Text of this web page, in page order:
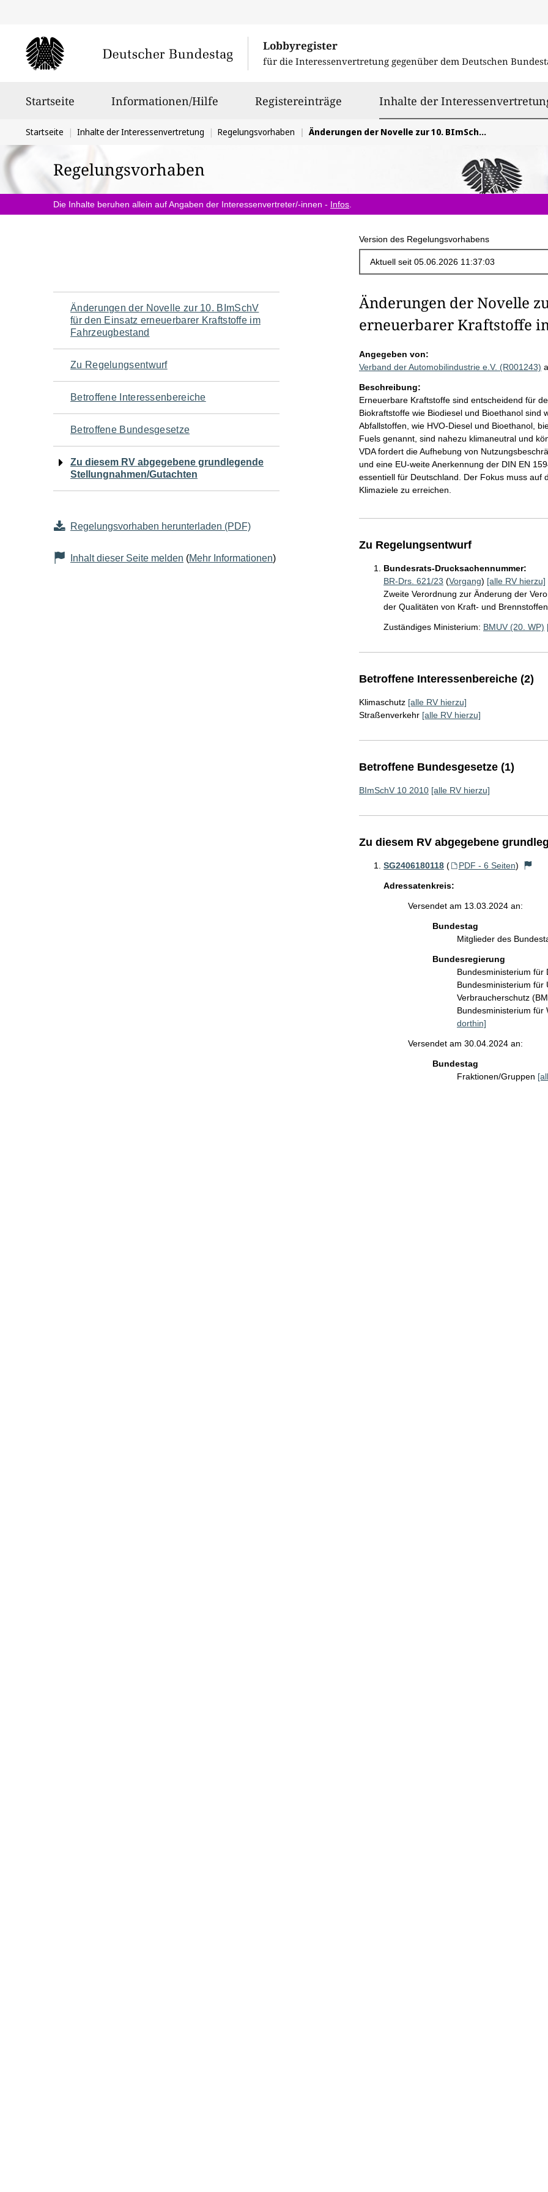
Lobbyregister
für die Interessenvertretung gegenüber dem Deutschen
Startseite Informationen/Hilfe Registereinträge Inhalte der
Sie
befinden
sich
hier:
Startseite Inhalte der Interessenvertretung Regelungsvorhaben Änderungen der Novelle zur 10. BImSchV für den Einsatz erneuerbarer Kraftstoffe im Fahrzeugbestand
Regelungsvorhaben
Die Inhalte beruhen allein auf Angaben der Interessenvertreter/-innen - Infos
Version des Regelungsvorhabens
Navigation
für
den
Seiteninhalt
Änderungen der Novelle zur 10. BImSchV
für den Einsatz erneuerbarer Kraftstoffe im
Fahrzeugbestand
Zu Regelungsentwurf
Betroffene Interessenbereiche
Betroffene Bundesgesetze
Zu diesem RV abgegebene grundlegende
Stellungnahmen/Gutachten
Regelungsvorhaben herunterladen (PDF)
Inhalt dieser Seite melden (Mehr Informationen)
Änderungen der Novelle
erneuerbarer Kraftstoffe
Angegeben von:
Verband der Automobilindustrie e.V. (R001243)
Beschreibung:
Erneuerbare Kraftstoffe sind entscheidend für
Biokraftstoffe wie Biodiesel und Bioethanol
Abfallstoffen, wie HVO-Diesel und Bioethanol,
Fuels genannt, sind nahezu klimaneutral und
VDA fordert die Aufhebung von
und eine EU-weite Anerkennung der DIN EN
essentiell für Deutschland. Der Fokus muss auf
Klimaziele zu erreichen.
Zu Regelungsentwurf
Bundesrats-Drucksachennummer:
BR-Drs. 621/23 (Vorgang) [alle RV hierzu]
Zweite Verordnung zur Änderung der
der Qualitäten von Kraft- und Brennstoffen
Zuständiges Ministerium: BMUV (20. WP)
Betroffene Interessenbereiche (2)
Klimaschutz [alle RV hierzu]
Straßenverkehr [alle RV hierzu]
Betroffene Bundesgesetze (1)
BImSchV 10 2010 [alle RV hierzu]
Zu diesem RV abgegebene
SG2406180118 ( PDF - 6 Seiten)
Adressatenkreis:
Versendet am 13.03.2024 an:
Bundestag
Mitglieder des
Bundesregierung
Bundesministerium für
Bundesministerium für
Verbraucherschutz
Bundesministerium für
dorthin]
Versendet am 30.04.2024 an:
Bundestag
Fraktionen/Gruppen